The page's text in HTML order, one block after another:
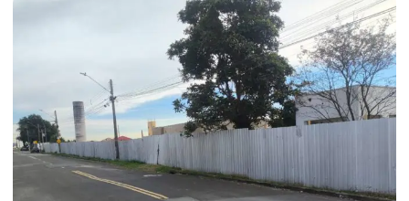
Planejamento Urbano e Gestão Estratégica
Segurança Pública
Serviços Urbanos
Tecnologia e Inovação